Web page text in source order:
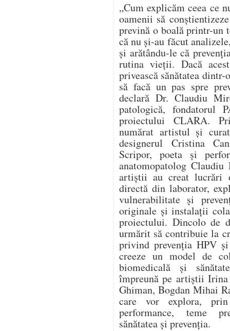
„Cum explicăm ceea ce
oamenii să
prevină o boală printr-un
că nu și-au făcut
și arătându-le că
rutina vieții. Dacă
privească sănătatea
să facă un pas spre
declară Dr. Claudiu
patologică, fondatorul
proiectului CLARA.
numărat artistul și
designerul Cristina
Scripor, poeta și
anatomopatolog
artiștii au creat lucrări
directă din laborator,
vulnerabilitate și
originale și instalații
proiectului. Dincolo de
urmărit să contribuie la
privind prevenția HPV
creeze un model de
biomedicală și
împreună pe artiștii
Ghiman, Bogdan Mihai
care vor explora,
performance, teme
sănătatea și prevenția.